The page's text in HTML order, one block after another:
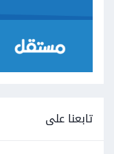
تابعنا على